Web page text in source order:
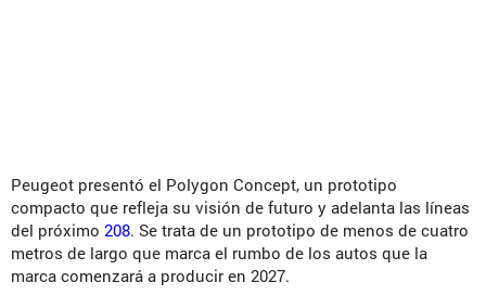
Peugeot presentó el Polygon Concept, un prototipo
compacto que refleja su visión de futuro y adelanta las líneas
del próximo 208. Se trata de un prototipo de menos de cuatro
metros de largo que marca el rumbo de los autos que la
marca comenzará a producir en 2027.